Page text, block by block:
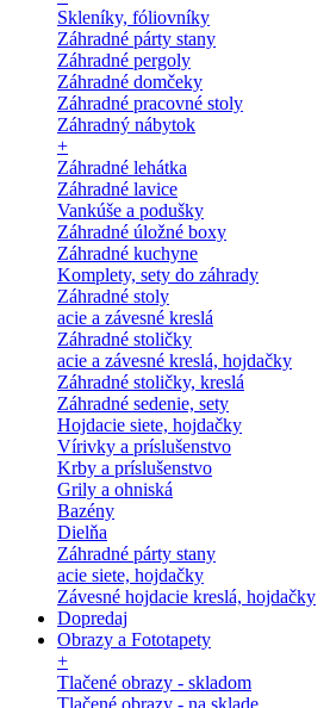
Skleníky, fóliovníky
Záhradné párty stany
Záhradné pergoly
Záhradné domčeky
Záhradné pracovné stoly
Záhradný nábytok
+
Záhradné lehátka
Záhradné lavice
Vankúše a podušky
Záhradné úložné boxy
Záhradné kuchyne
Komplety, sety do záhrady
Záhradné stoly
acie a závesné kreslá
Záhradné stoličky
acie a závesné kreslá, hojdačky
Záhradné stoličky, kreslá
Záhradné sedenie, sety
Hojdacie siete, hojdačky
Vírivky a príslušenstvo
Krby a príslušenstvo
Grily a ohniská
Bazény
Dielňa
Záhradné párty stany
acie siete, hojdačky
Závesné hojdacie kreslá, hojdačky
Dopredaj
Obrazy a Fototapety
+
Tlačené obrazy - skladom
Tlačené obrazy - na sklade